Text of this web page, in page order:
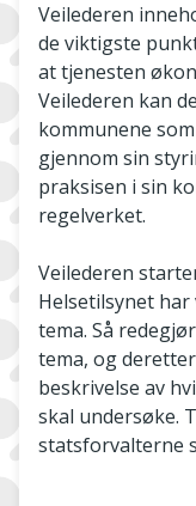
Veilederen
de viktigste
at tjenesten
Veilederen kan
kommunene
gjennom sin
praksisen i sin
regelverket.
Veilederen
Helsetilsynet
tema. Så
tema, og
beskrivelse av
skal undersøke.
statsforvalterne